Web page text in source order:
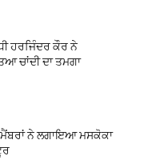
ਹਰਜਿੰਦਰ ਕੌਰ ਨੇ
ਚਾਂਦੀ ਦਾ ਤਮਗਾ
ਨੇ ਲਗਾਇਆ ਮਸਕੋਕਾ